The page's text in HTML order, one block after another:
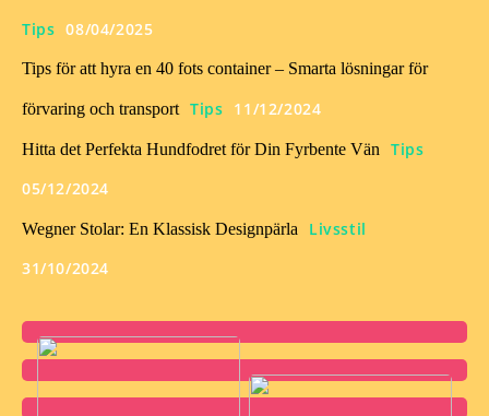
Tips 08/04/2025
Tips för att hyra en 40 fots container – Smarta lösningar för
förvaring och transport Tips 11/12/2024
Hitta det Perfekta Hundfodret för Din Fyrbente Vän
Tips
05/12/2024
Wegner Stolar: En Klassisk Designpärla
Livsstil
31/10/2024